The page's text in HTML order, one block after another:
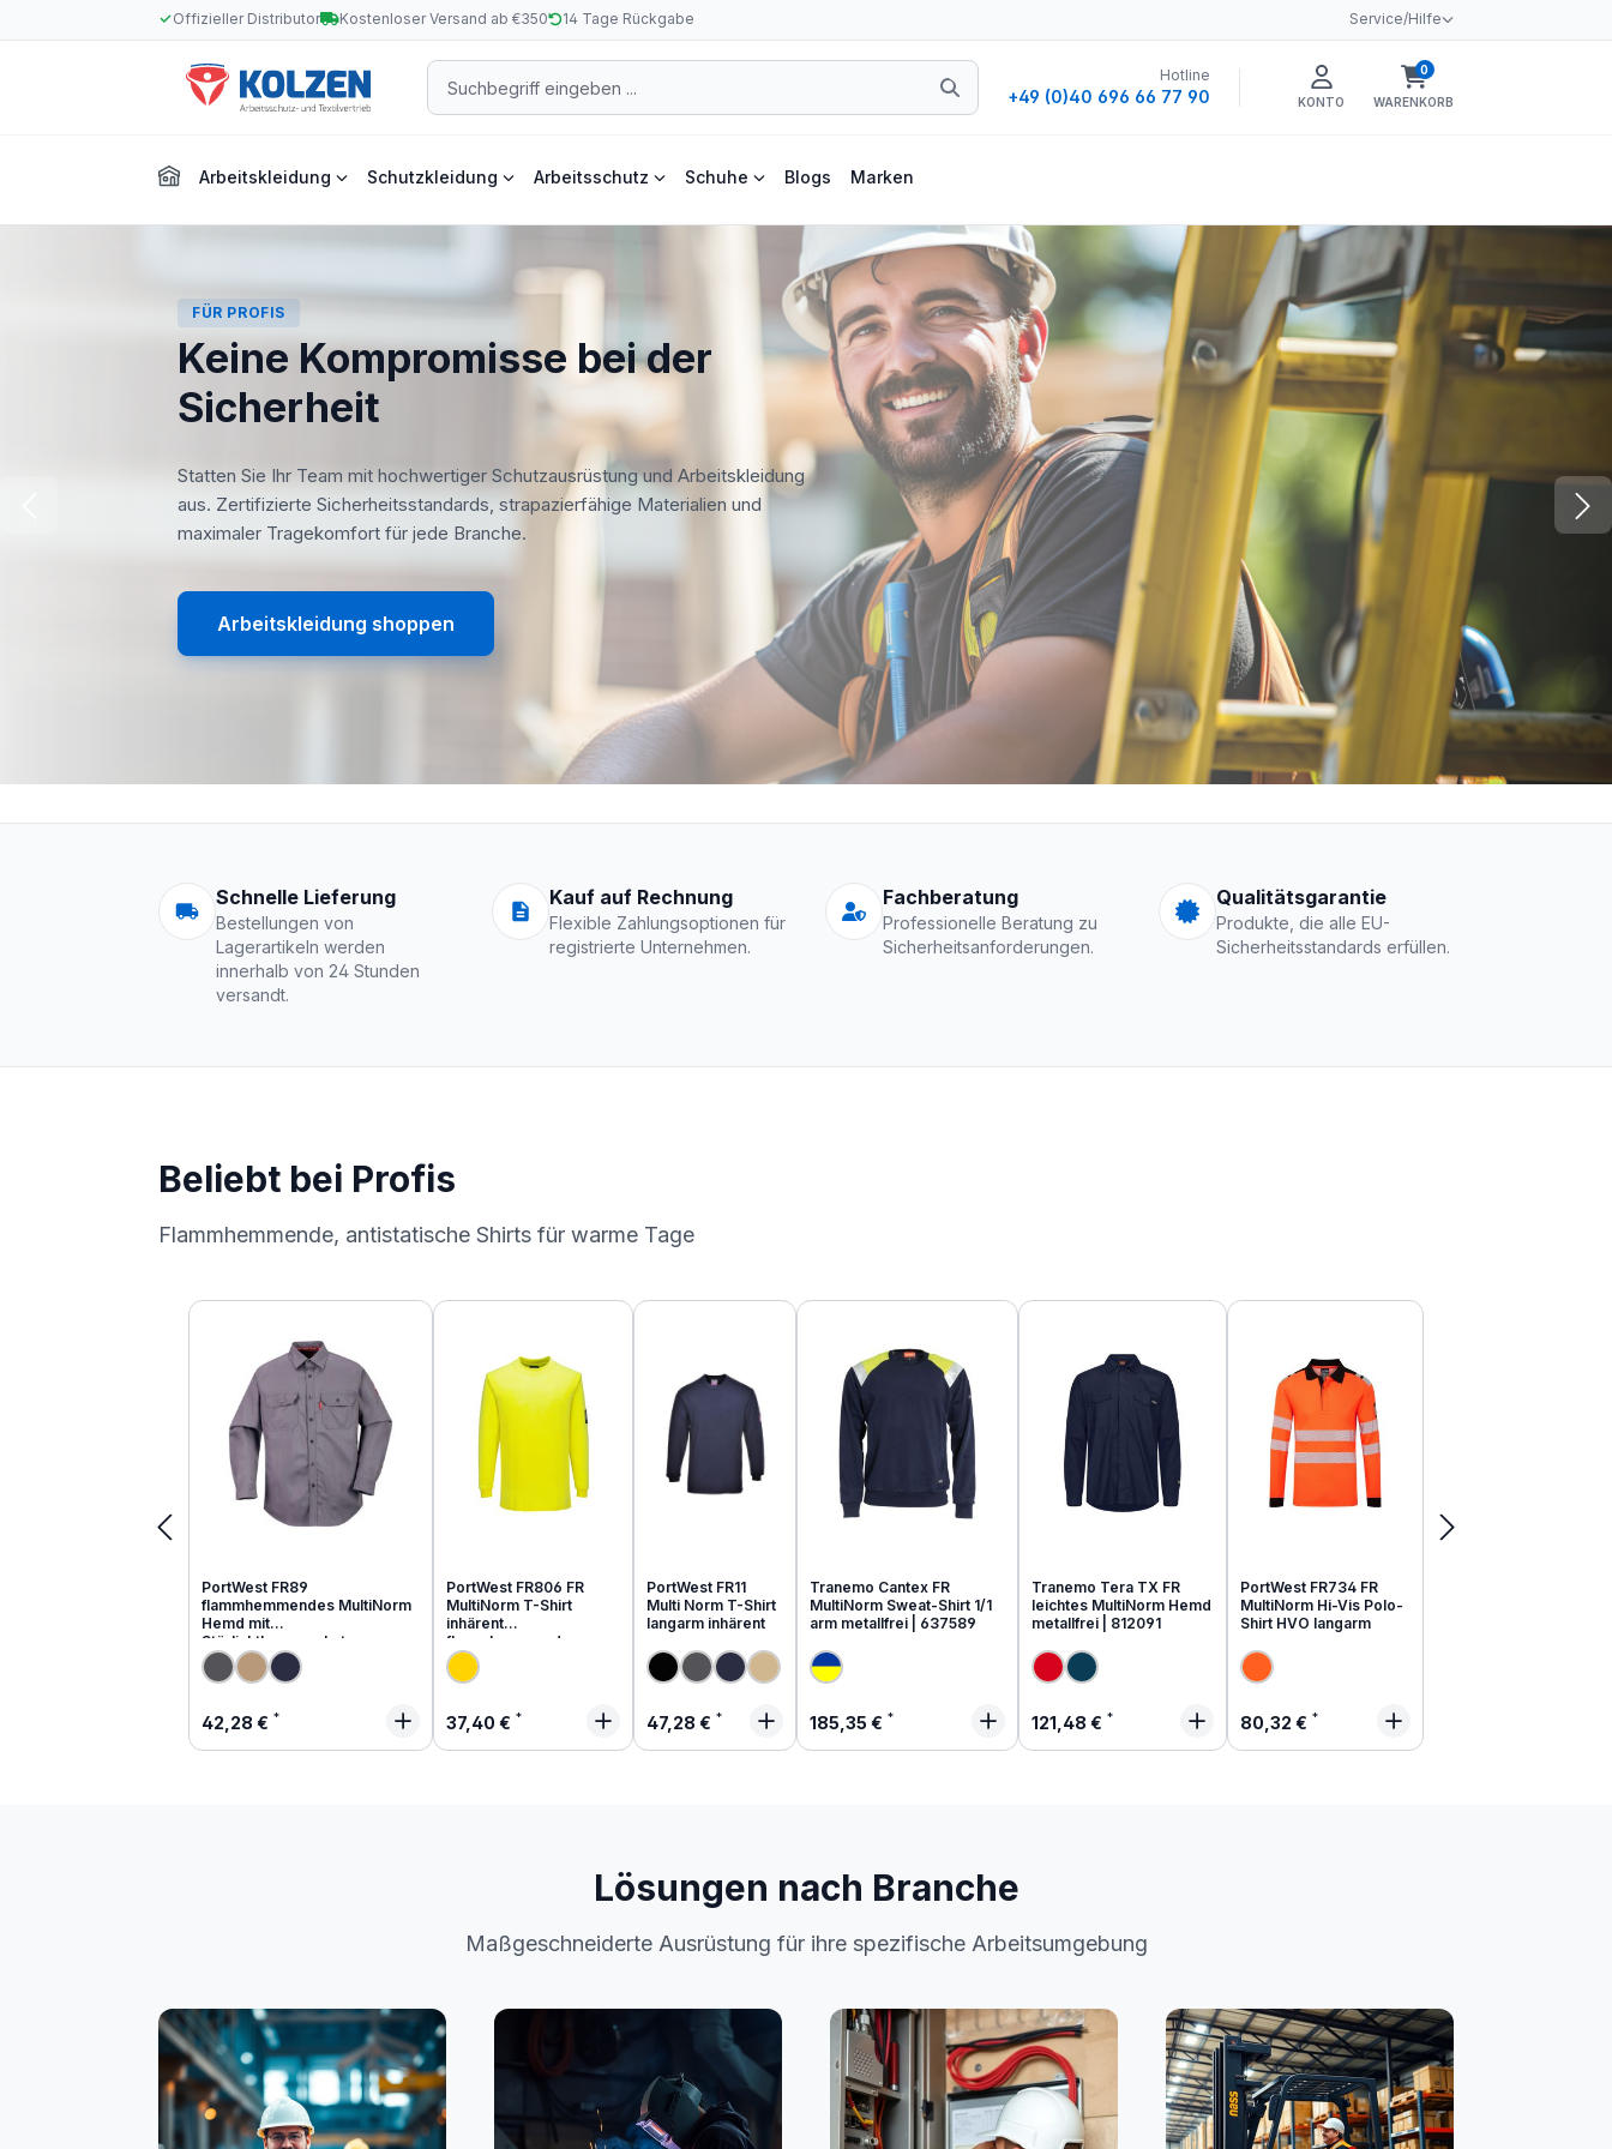
Hauptinhalt springen
Zur Suche springen
Zur Hauptnavigation springen
Offizieller Distributor Kostenloser Versand ab €350 14 Tage Rückgabe Service/Hilfe
Hotline
+49 (0)40 696 66 77 90 KONTO
0
WARENKORB
Warenkorb enthält
Arbeitskleidung Schutzkleidung Arbeitsschutz Schuhe Blogs Marken
FÜR PROFIS
Keine Kompromisse bei der
Sicherheit
Statten Sie Ihr Team mit hochwertiger Schutzausrüstung und Arbeitskleidung
aus. Zertifizierte Sicherheitsstandards, strapazierfähige Materialien und
maximaler Tragekomfort für jede Branche.
Arbeitskleidung shoppen
Arbeitskleidung | Schutzkleidung Firmen Logo
Schnelle Lieferung
Bestellungen von
Lagerartikeln werden
innerhalb von 24 Stunden
versandt.
Kauf auf Rechnung
Flexible Zahlungsoptionen für
registrierte Unternehmen.
Fachberatung
Professionelle Beratung zu
Sicherheitsanforderungen.
Qualitätsgarantie
Produkte, die alle EU-
Sicherheitsstandards erfüllen.
Beliebt bei Profis
Flammhemmende, antistatische Shirts für warme Tage
Produktgalerie überspringen
PortWest FR89
flammhemmendes MultiNorm
Hemd mit
Störlichtbogenschutz
Regulärer Preis:
42,28 €
PortWest FR806 FR
MultiNorm T-Shirt
inhärent
flammhemmend
Regulärer Preis:
37,40 €
PortWest FR11
Multi Norm T-Shirt
langarm inhärent
Regulärer Preis:
47,28 €
Tranemo Cantex FR
MultiNorm Sweat-Shirt 1/1
arm metallfrei | 637589
Regulärer Preis:
185,35 €
Tranemo Tera TX FR
leichtes MultiNorm Hemd
metallfrei | 812091
Regulärer Preis:
121,48 €
PortWest FR734 FR
MultiNorm Hi-Vis Polo-
Shirt HVO langarm
Regulärer Preis:
80,32 €
Lösungen nach Branche
Maßgeschneiderte Ausrüstung für ihre spezifische Arbeitsumgebung